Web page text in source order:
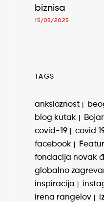
biznisa
15/05/2025
TAGS
anksioznost
blog kutak
covid-19
covid
facebook
fondacija novak
globalno
inspiracija
irena rangelov